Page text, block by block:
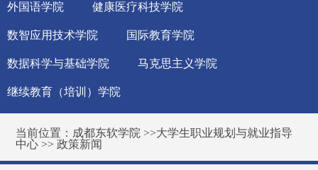
外国语学院 健康医疗科技学院
数智应用技术学院 国际教育学院
数据科学与基础学院 马克思主义学院
继续教育（培训）学院
当前位置： 成都东软学院 >>大学生职业规划与就业指导
中心 >>政策新闻